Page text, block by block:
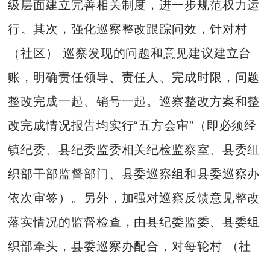
级层面建立完善相关制度，进一步规范权力运
行。其次，强化巡察整改跟踪问效，针对村
（社区） 巡察发现的问题和意见建议建立台
账，明确责任领导、责任人、完成时限，问题
整改完成一起、销号一起。巡察整改方案和整
改完成情况报告均实行“五方会审”（即必须经
镇纪委、县纪委监委相关纪检监察室、县委组
织部干部监督部门、县委巡察组和县委巡察办
依次审签）。另外，加强对巡察反馈意见整改
落实情况的监督检查，由县纪委监委、县委组
织部牵头，县委巡察办配合，对每轮村 （社